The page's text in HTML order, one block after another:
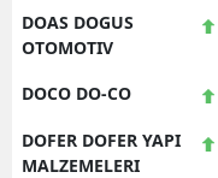
DOAS DOGUS
OTOMOTIV
DOCO DO-CO
DOFER DOFER YAPI
MALZEMELERI